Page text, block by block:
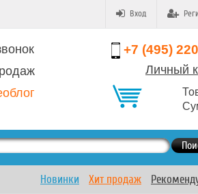
Вход
+7 (495)
Личный
Новинки Хит продаж